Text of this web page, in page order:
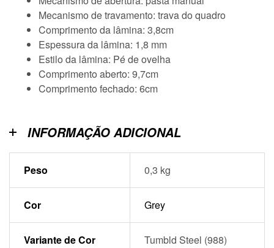
Mecanismo de travamento: trava do quadro
Comprimento da lâmina: 3,8cm
Espessura da lâmina: 1,8 mm
Estilo da lâmina: Pé de ovelha
Comprimento aberto: 9,7cm
Comprimento fechado: 6cm
INFORMAÇÃO ADICIONAL
Peso 0,3 kg
Cor Grey
Variante de Cor Tumbld Steel (988)